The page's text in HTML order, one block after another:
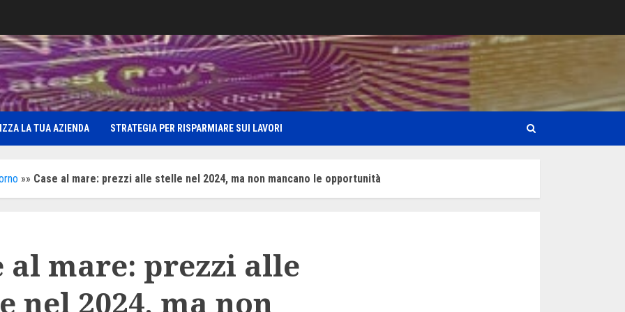
LA TUA AZIENDA STRATEGIA PER RISPARMIARE SUI LAVORI
»» Case al mare: prezzi alle stelle nel 2024, ma non mancano le opportunità
al mare: prezzi alle
nel 2024, ma non